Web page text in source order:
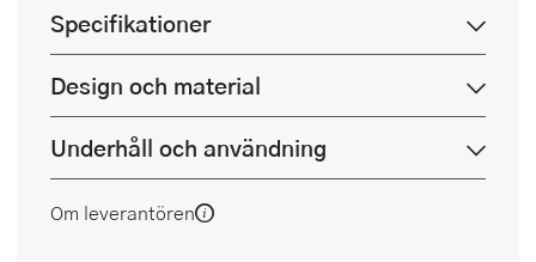
Specifikationer
Design och material
Underhåll och användning
Om leverantören